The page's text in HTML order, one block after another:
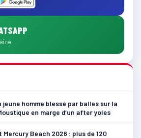
homme blessé par balles sur la
en marge d’un after yoles
Mercury Beach 2026 : plus de 120